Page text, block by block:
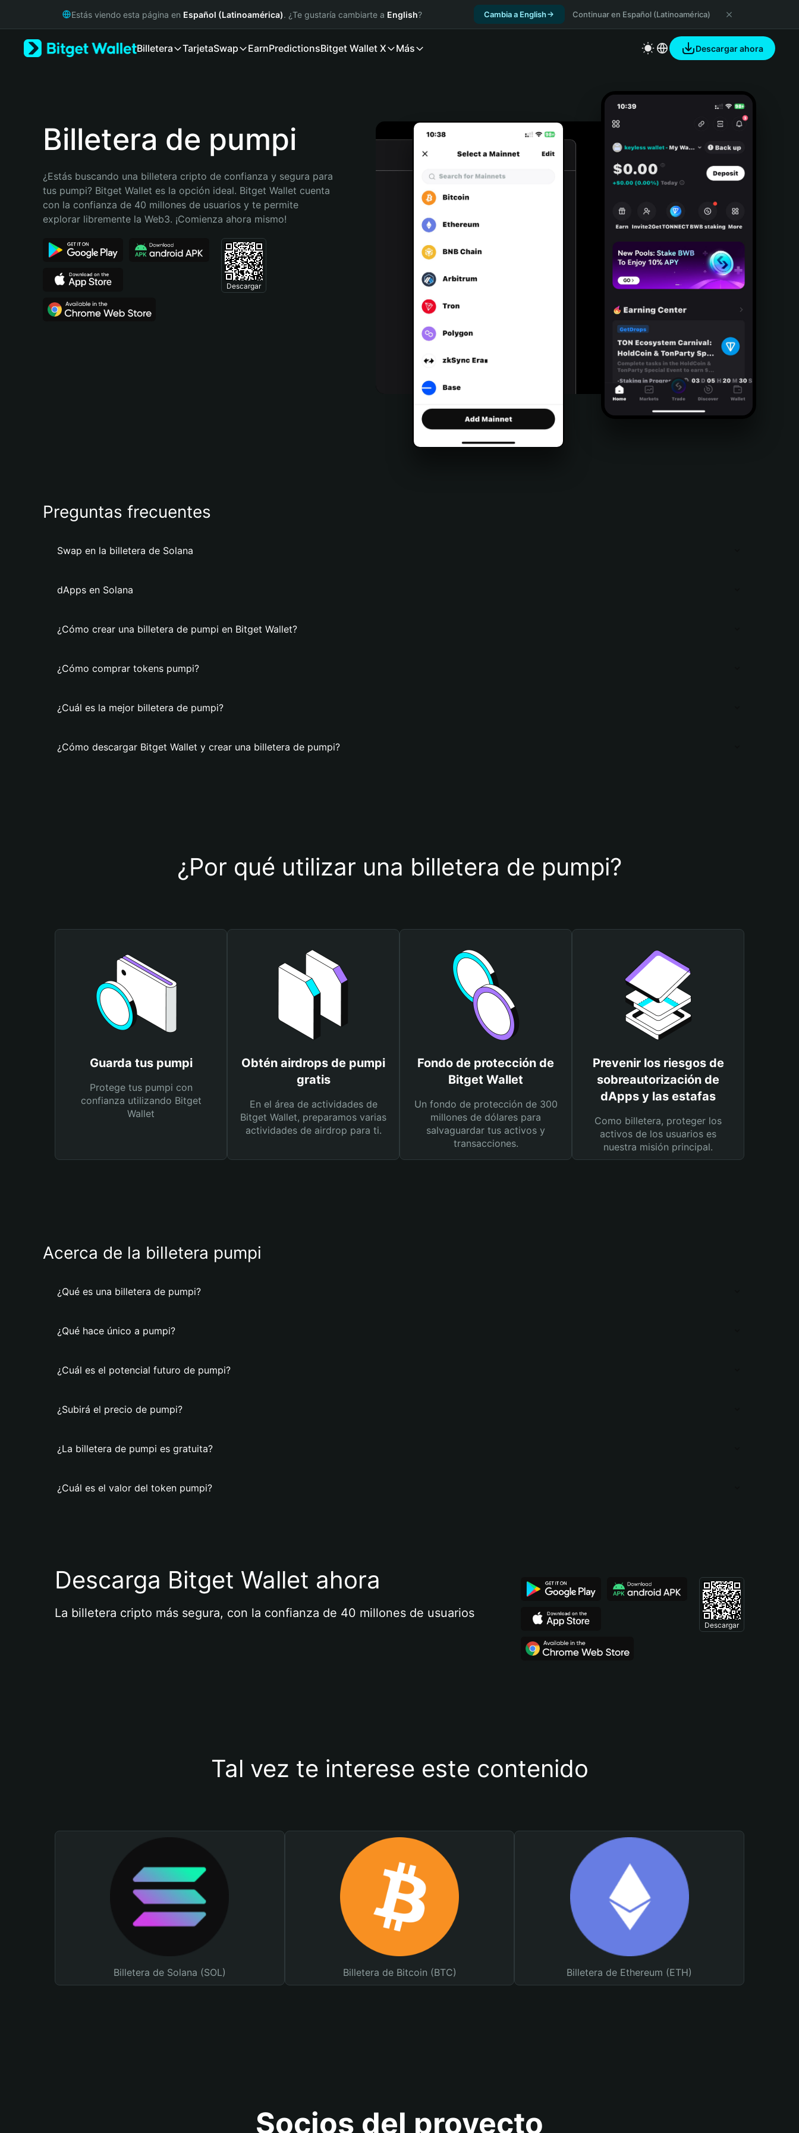
Русский
Bahasa Indonesia
Português (Brasil)
Estás viendo esta página en Español (Latinoamérica). ¿Te gustaría cambiarte a English? Cambia a English Continuar en Español (Latinoamérica)
Billetera TarjetaSwap EarnPredictionsBitget Wallet X Más Descargar ahora
Billetera de pumpi
¿Estás buscando una billetera cripto de confianza y segura para
tus pumpi? Bitget Wallet es la opción ideal. Bitget Wallet cuenta
con la confianza de 40 millones de usuarios y te permite
explorar libremente la Web3. ¡Comienza ahora mismo!
Descargar
Preguntas frecuentes
Swap en la billetera de Solana
dApps en Solana
¿Cómo crear una billetera de pumpi en Bitget Wallet?
¿Cómo comprar tokens pumpi?
¿Cuál es la mejor billetera de pumpi?
¿Cómo descargar Bitget Wallet y crear una billetera de pumpi?
¿Por qué utilizar una billetera de pumpi?
Guarda tus pumpi
Protege tus pumpi con
confianza utilizando Bitget
Wallet
Obtén airdrops de pumpi
gratis
En el área de actividades de
Bitget Wallet, preparamos varias
actividades de airdrop para ti.
Fondo de protección de
Bitget Wallet
Un fondo de protección de 300
millones de dólares para
salvaguardar tus activos y
transacciones.
Prevenir los riesgos de
sobreautorización de
dApps y las estafas
Como billetera, proteger los
activos de los usuarios es
nuestra misión principal.
Acerca de la billetera pumpi
¿Qué es una billetera de pumpi?
¿Qué hace único a pumpi?
¿Cuál es el potencial futuro de pumpi?
¿Subirá el precio de pumpi?
¿La billetera de pumpi es gratuita?
¿Cuál es el valor del token pumpi?
Descarga Bitget Wallet ahora
La billetera cripto más segura, con la confianza de 40 millones de usuarios
Descargar
Tal vez te interese este contenido
Billetera de Solana (SOL) Billetera de Bitcoin (BTC) Billetera de Ethereum (ETH)
Socios del proyecto